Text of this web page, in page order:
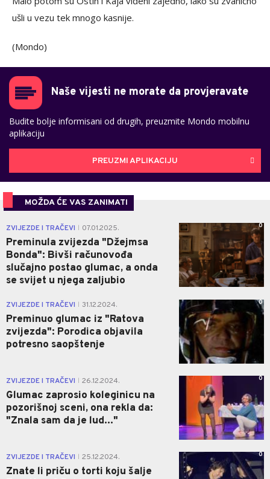
ušli u vezu tek mnogo kasnije.
(Mondo)
Naše vijesti ne morate da provjeravate
Budite bolje informisani od drugih, preuzmite Mondo mobilnu
aplikaciju
PREUZMI APLIKACIJU
MOŽDA ĆE VAS ZANIMATI
ZVIJEZDE I TRAČEVI 07.01.2025.
Preminula zvijezda "Džejmsa
Bonda": Bivši računovođa
slučajno postao glumac, a onda
se svijet u njega zaljubio
0
ZVIJEZDE I TRAČEVI 31.12.2024.
Preminuo glumac iz "Ratova
zvijezda": Porodica objavila
potresno saopštenje
0
ZVIJEZDE I TRAČEVI 26.12.2024.
Glumac zaprosio koleginicu na
pozorišnoj sceni, ona rekla da:
"Znala sam da je lud..."
0
ZVIJEZDE I TRAČEVI 25.12.2024.
Znate li priču o torti koju šalje
0